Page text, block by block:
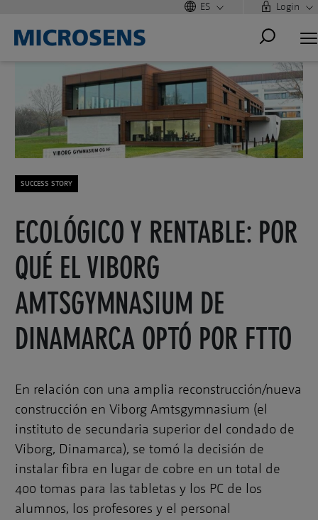
ES Login
SUCCESS STORY
ECOLÓGICO Y RENTABLE: POR
QUÉ EL VIBORG
AMTSGYMNASIUM DE
DINAMARCA OPTÓ POR FTTO
En relación con una amplia reconstrucción/nueva
construcción en Viborg Amtsgymnasium (el
instituto de secundaria superior del condado de
Viborg, Dinamarca), se tomó la decisión de
instalar fibra en lugar de cobre en un total de
400 tomas para las tabletas y los PC de los
alumnos, los profesores y el personal